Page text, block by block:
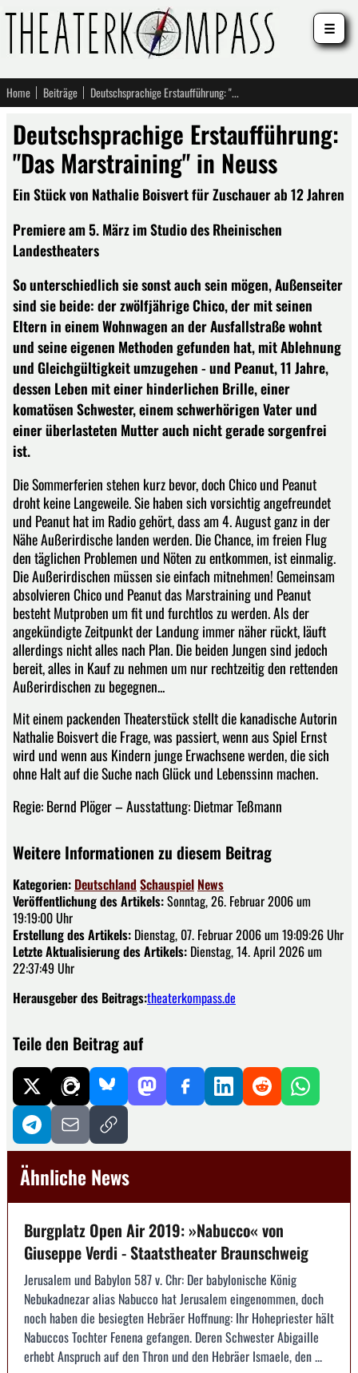
Home Beiträge Deutschsprachige Erstaufführung: "Das Marstraining" in Neuss
Deutschsprachige Erstaufführung:
"Das Marstraining" in Neuss
Ein Stück von Nathalie Boisvert für Zuschauer ab 12 Jahren
Premiere am 5. März im Studio des Rheinischen
Landestheaters
So unterschiedlich sie sonst auch sein mögen, Außenseiter
sind sie beide: der zwölfjährige Chico, der mit seinen
Eltern in einem Wohnwagen an der Ausfallstraße wohnt
und seine eigenen Methoden gefunden hat, mit Ablehnung
und Gleichgültigkeit umzugehen - und Peanut, 11 Jahre,
dessen Leben mit einer hinderlichen Brille, einer
komatösen Schwester, einem schwerhörigen Vater und
einer überlasteten Mutter auch nicht gerade sorgenfrei
ist.
Die Sommerferien stehen kurz bevor, doch Chico und Peanut
droht keine Langeweile. Sie haben sich vorsichtig angefreundet
und Peanut hat im Radio gehört, dass am 4. August ganz in der
Nähe Außerirdische landen werden. Die Chance, im freien Flug
den täglichen Problemen und Nöten zu entkommen, ist einmalig.
Die Außerirdischen müssen sie einfach mitnehmen! Gemeinsam
absolvieren Chico und Peanut das Marstraining und Peanut
besteht Mutproben um fit und furchtlos zu werden. Als der
angekündigte Zeitpunkt der Landung immer näher rückt, läuft
allerdings nicht alles nach Plan. Die beiden Jungen sind jedoch
bereit, alles in Kauf zu nehmen um nur rechtzeitig den rettenden
Außerirdischen zu begegnen...
Mit einem packenden Theaterstück stellt die kanadische Autorin
Nathalie Boisvert die Frage, was passiert, wenn aus Spiel Ernst
wird und wenn aus Kindern junge Erwachsene werden, die sich
ohne Halt auf die Suche nach Glück und Lebenssinn machen.
Regie: Bernd Plöger – Ausstattung: Dietmar Teßmann
Weitere Informationen zu diesem Beitrag
Kategorien: Deutschland Schauspiel News
Veröffentlichung des Artikels:Sonntag, 26. Februar 2006 um
19:19:00 Uhr
Erstellung des Artikels: Dienstag, 07. Februar 2006 um 19:09:26 Uhr
Letzte Aktualisierung des Artikels: Dienstag, 14. April 2026 um
22:37:49 Uhr
Herausgeber des Beitrags:theaterkompass.de
Teile den Beitrag auf
Ähnliche News
Burgplatz Open Air 2019: »Nabucco« von
Giuseppe Verdi - Staatstheater Braunschweig
Jerusalem und Babylon 587 v. Chr: Der babylonische König
Nebukadnezar alias Nabucco hat Jerusalem eingenommen, doch
noch haben die besiegten Hebräer Hoffnung: Ihr Hohepriester hält
Nabuccos Tochter Fenena gefangen. Deren Schwester Abigaille
erhebt Anspruch auf den Thron und den Hebräer Ismaele, den ...
☰